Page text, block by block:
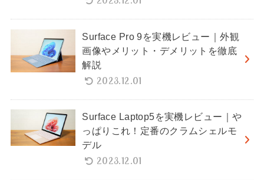
Surface Pro 9を実機レビュー｜外観
画像やメリット・デメリットを徹底
解説
2023.12.01
Surface Laptop5を実機レビュー｜や
っぱりこれ！定番のクラムシェルモ
デル
2023.12.01